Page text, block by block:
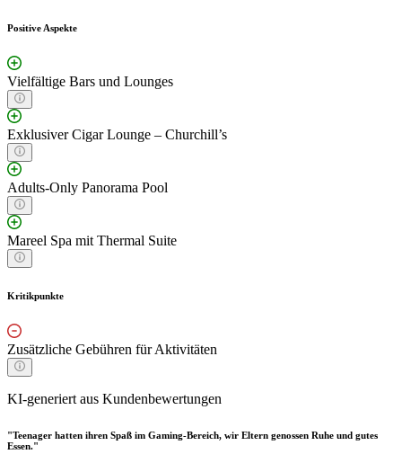
Positive Aspekte
Vielfältige Bars und Lounges
Exklusiver Cigar Lounge – Churchill’s
Adults-Only Panorama Pool
Mareel Spa mit Thermal Suite
Kritikpunkte
Zusätzliche Gebühren für Aktivitäten
KI-generiert aus Kundenbewertungen
"Teenager hatten ihren Spaß im Gaming-Bereich, wir Eltern genossen Ruhe und gutes
Essen."